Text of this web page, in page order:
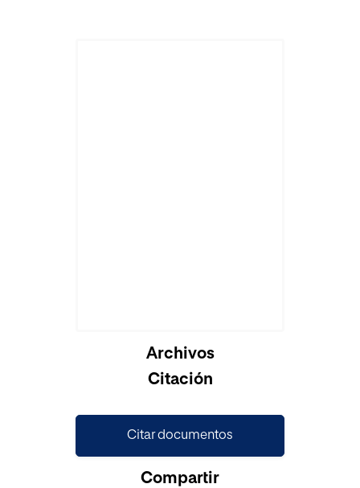
Archivos
Citación
Citar documentos
Compartir